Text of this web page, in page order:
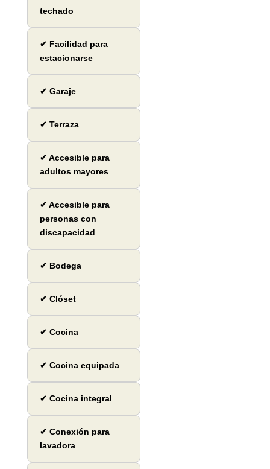
techado
✔ Facilidad para
estacionarse
✔ Garaje
✔ Terraza
✔ Accesible para
adultos mayores
✔ Accesible para
personas con
discapacidad
✔ Bodega
✔ Clóset
✔ Cocina
✔ Cocina equipada
✔ Cocina integral
✔ Conexión para
lavadora